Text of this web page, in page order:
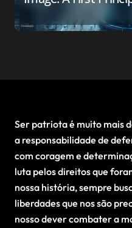
Ser patriota é muito mais
a responsabilidade de
com coragem e
luta pelos direitos que
nossa história, sempre
liberdades que nos são
nosso dever combater a